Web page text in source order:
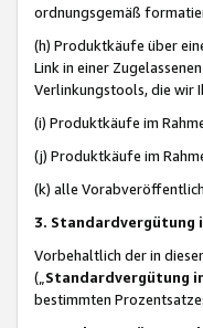
ordnungsgemäß
(h) Produktkäufe über
Link in einer
Verlinkungstools, die wir
(i) Produktkäufe im
(j) Produktkäufe im
(k) alle
3. Standardvergütung
Vorbehaltlich der in
(„ Standardvergütung
bestimmten